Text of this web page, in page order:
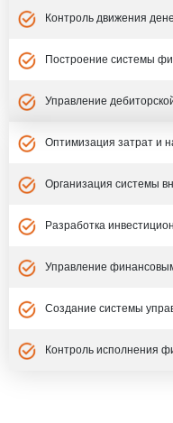
Контроль движения
Построение системы
Управление
Оптимизация затрат и
Организация системы
Разработка
Управление
Создание системы
Контроль исполнения